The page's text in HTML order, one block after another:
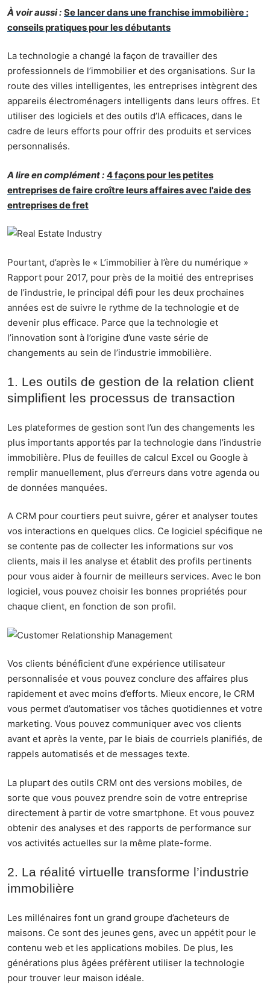
À voir aussi : Se lancer dans une franchise immobilière :
conseils pratiques pour les débutants
La technologie a changé la façon de travailler des
professionnels de l’immobilier et des organisations. Sur la
route des villes intelligentes, les entreprises intègrent des
appareils électroménagers intelligents dans leurs offres. Et
utiliser des logiciels et des outils d’IA efficaces, dans le
cadre de leurs efforts pour offrir des produits et services
personnalisés.
A lire en complément : 4 façons pour les petites
entreprises de faire croître leurs affaires avec l'aide des
entreprises de fret
Pourtant, d’après le « L’immobilier à l’ère du numérique »
Rapport pour 2017, pour près de la moitié des entreprises
de l’industrie, le principal défi pour les deux prochaines
années est de suivre le rythme de la technologie et de
devenir plus efficace. Parce que la technologie et
l’innovation sont à l’origine d’une vaste série de
changements au sein de l’industrie immobilière.
1. Les outils de gestion de la relation client
simplifient les processus de transaction
Les plateformes de gestion sont l’un des changements les
plus importants apportés par la technologie dans l’industrie
immobilière. Plus de feuilles de calcul Excel ou Google à
remplir manuellement, plus d’erreurs dans votre agenda ou
de données manquées.
A CRM pour courtiers peut suivre, gérer et analyser toutes
vos interactions en quelques clics. Ce logiciel spécifique ne
se contente pas de collecter les informations sur vos
clients, mais il les analyse et établit des profils pertinents
pour vous aider à fournir de meilleurs services. Avec le bon
logiciel, vous pouvez choisir les bonnes propriétés pour
chaque client, en fonction de son profil.
Vos clients bénéficient d’une expérience utilisateur
personnalisée et vous pouvez conclure des affaires plus
rapidement et avec moins d’efforts. Mieux encore, le CRM
vous permet d’automatiser vos tâches quotidiennes et votre
marketing. Vous pouvez communiquer avec vos clients
avant et après la vente, par le biais de courriels planifiés, de
rappels automatisés et de messages texte.
La plupart des outils CRM ont des versions mobiles, de
sorte que vous pouvez prendre soin de votre entreprise
directement à partir de votre smartphone. Et vous pouvez
obtenir des analyses et des rapports de performance sur
vos activités actuelles sur la même plate-forme.
2. La réalité virtuelle transforme l’industrie
immobilière
Les millénaires font un grand groupe d’acheteurs de
maisons. Ce sont des jeunes gens, avec un appétit pour le
contenu web et les applications mobiles. De plus, les
générations plus âgées préfèrent utiliser la technologie
pour trouver leur maison idéale.